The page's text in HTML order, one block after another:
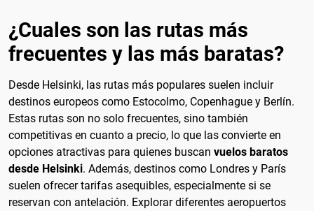
¿Cuales son las rutas más
frecuentes y las más baratas?
Desde Helsinki, las rutas más populares suelen incluir
destinos europeos como Estocolmo, Copenhague y Berlín.
Estas rutas son no solo frecuentes, sino también
competitivas en cuanto a precio, lo que las convierte en
opciones atractivas para quienes buscan vuelos baratos
desde Helsinki. Además, destinos como Londres y París
suelen ofrecer tarifas asequibles, especialmente si se
reservan con antelación. Explorar diferentes aeropuertos